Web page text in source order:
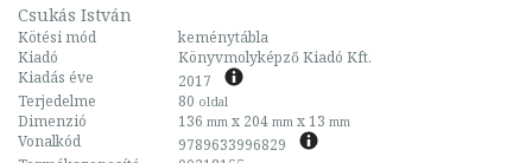
Csukás István
Kötési mód
keménytábla
Kiadó
Könyvmolyképző Kiadó Kft.
Kiadás éve
2017
Terjedelme
80 oldal
Dimenzió 136 mm x 204 mm x 13 mm
Vonalkód
9789633996829